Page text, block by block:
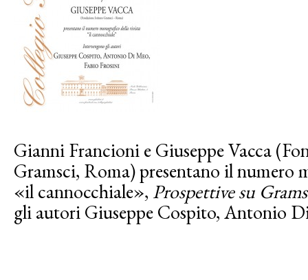
Gianni Francioni e Giuseppe Vacca
Gramsci, Roma) presentano il numero
«il cannocchiale», Prospettive su
gli autori Giuseppe Cospito, Antonio